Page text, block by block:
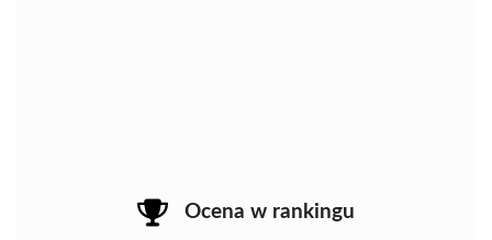
Ocena w rankingu